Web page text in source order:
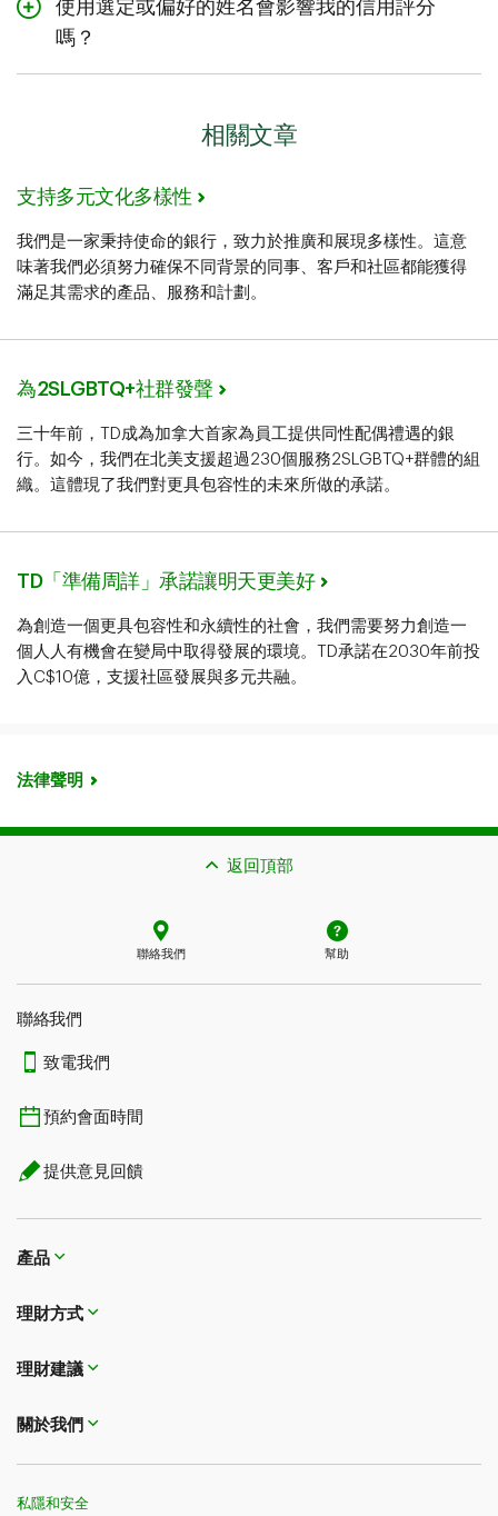
TD® Aeroplan® Visa*無限殊榮信用卡
TD至尊旅行Visa*無限卡
TD旅行Visa*白金卡
TD美元Visa卡*
稱及性別認同。
您賬戶的安全。TD完善的安全機制仍會持續保護您的賬
戶。
使用選定或偏好的姓名會影響我的信用評分
嗎？
相關文章
支持多元文化多樣性
我們是一家秉持使命的銀行，致力於推廣和展現多樣性。這意
味著我們必須努力確保不同背景的同事、客戶和社區都能獲得
滿足其需求的產品、服務和計劃。
為2SLGBTQ+社群發聲
三十年前，TD成為加拿大首家為員工提供同性配偶禮遇的銀
行。如今，我們在北美支援超過230個服務2SLGBTQ+群體的組
織。這體現了我們對更具包容性的未來所做的承諾。
TD「準備周詳」承諾讓明天更美好
為創造一個更具包容性和永續性的社會，我們需要努力創造一
個人人有機會在變局中取得發展的環境。TD承諾在2030年前投
入C$10億，支援社區發展與多元共融。
法律聲明
返回頂部
聯絡我們 幫助
聯絡我們
致電我們
預約會面時間
提供意見回饋
產品
理財方式​​​​​​​
理財建議
關於我們
私隱和安全